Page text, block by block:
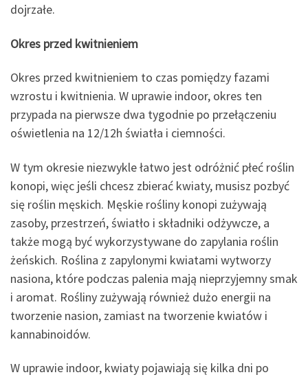
dojrzałe.
Okres przed kwitnieniem
Okres przed kwitnieniem to czas pomiędzy fazami
wzrostu i kwitnienia. W uprawie indoor, okres ten
przypada na pierwsze dwa tygodnie po przełączeniu
oświetlenia na 12/12h światła i ciemności.
W tym okresie niezwykle łatwo jest odróżnić płeć roślin
konopi, więc jeśli chcesz zbierać kwiaty, musisz pozbyć
się roślin męskich. Męskie rośliny konopi zużywają
zasoby, przestrzeń, światło i składniki odżywcze, a
także mogą być wykorzystywane do zapylania roślin
żeńskich. Roślina z zapylonymi kwiatami wytworzy
nasiona, które podczas palenia mają nieprzyjemny smak
i aromat. Rośliny zużywają również dużo energii na
tworzenie nasion, zamiast na tworzenie kwiatów i
kannabinoidów.
W uprawie indoor, kwiaty pojawiają się kilka dni po